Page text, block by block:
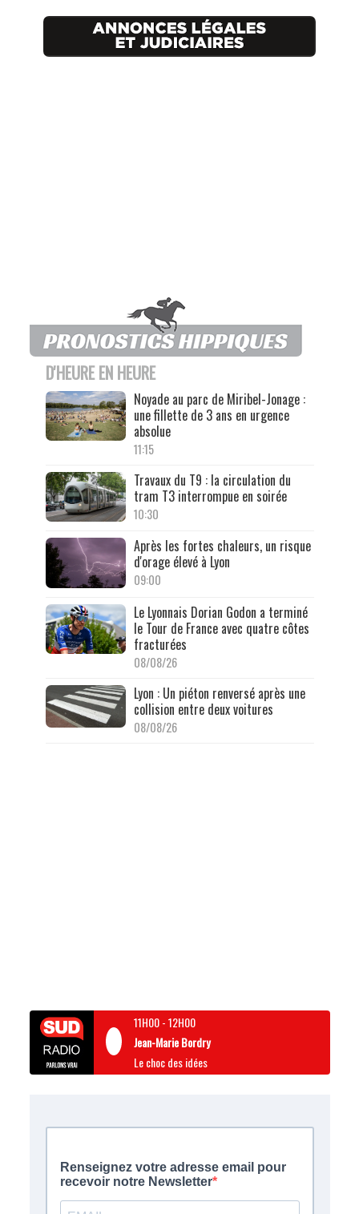
D'HEURE EN HEURE
Noyade au parc de Miribel-Jonage :
une fillette de 3 ans en urgence
absolue
11:15
Travaux du T9 : la circulation du
tram T3 interrompue en soirée
10:30
Après les fortes chaleurs, un risque
d'orage élevé à Lyon
09:00
Le Lyonnais Dorian Godon a terminé
le Tour de France avec quatre côtes
fracturées
08/08/26
Lyon : Un piéton renversé après une
collision entre deux voitures
08/08/26
11H00-12H00
Jean-Marie Bordry
Le choc des idées